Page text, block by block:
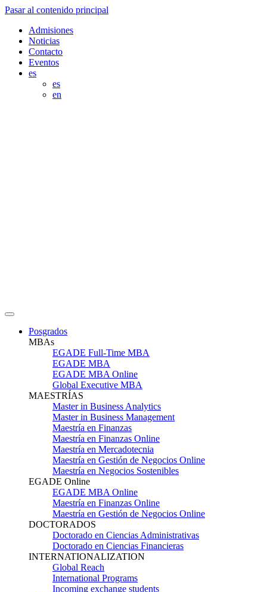
Pasar al contenido principal
Admisiones
Noticias
Contacto
Eventos
es
es
en
Posgrados
MBAs
EGADE Full-Time MBA
EGADE MBA
EGADE MBA Online
Global Executive MBA
MAESTRÍAS
Master in Business Analytics
Master in Business Management
Maestría en Finanzas
Maestría en Finanzas Online
Maestría en Mercadotecnia
Maestría en Gestión de Negocios Online
Maestría en Negocios Sostenibles
EGADE Online
EGADE MBA Online
Maestría en Finanzas Online
Maestría en Gestión de Negocios Online
DOCTORADOS
Doctorado en Ciencias Administrativas
Doctorado en Ciencias Financieras
INTERNATIONALIZATION
Global Reach
International Programs
Incoming exchange students